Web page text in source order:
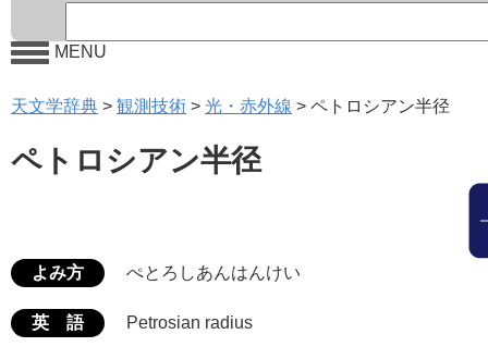
MENU
天文学辞典 > 観測技術 > 光・赤外線 > ペトロシアン半径
ペトロシアン半径
よみ方 ぺとろしあんはんけい
英 語 Petrosian radius